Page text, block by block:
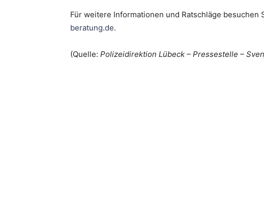
Für weitere Informationen und Ratschläge besuchen
beratung.de.
(Quelle: Polizeidirektion Lübeck – Pressestelle –